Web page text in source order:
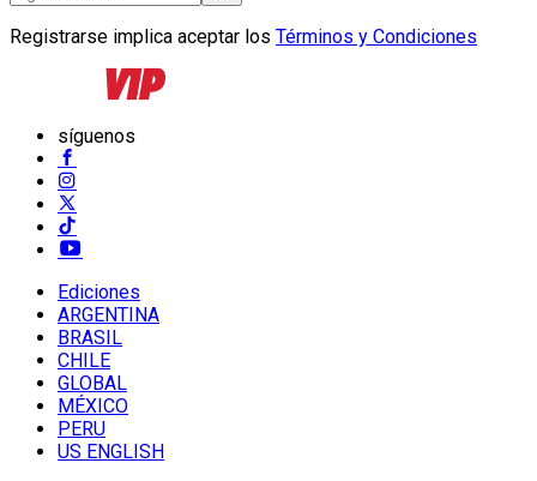
Registrarse implica aceptar los Términos y Condiciones
síguenos
Ediciones
ARGENTINA
BRASIL
CHILE
GLOBAL
MÉXICO
PERU
US ENGLISH